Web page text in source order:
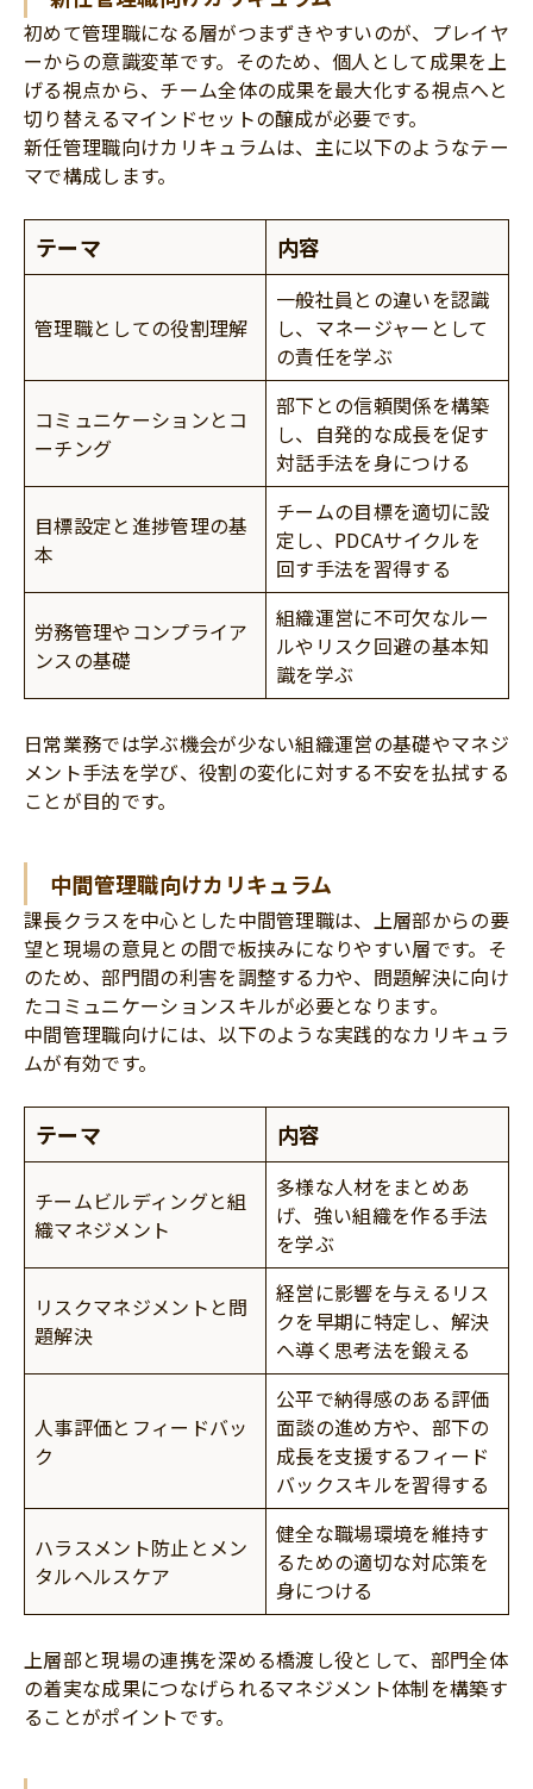
初めて管理職になる層がつまずきやすいのが、プレイヤ
ーからの意識変革です。そのため、個人として成果を上
げる視点から、チーム全体の成果を最大化する視点へと
切り替えるマインドセットの醸成が必要です。
新任管理職向けカリキュラムは、主に以下のようなテー
マで構成します。
テーマ 内容
管理職としての役割理解
一般社員との違いを認識
し、マネージャーとして
の責任を学ぶ
コミュニケーションとコ
ーチング
部下との信頼関係を構築
し、自発的な成長を促す
対話手法を身につける
目標設定と進捗管理の基
本
チームの目標を適切に設
定し、PDCAサイクルを
回す手法を習得する
労務管理やコンプライア
ンスの基礎
組織運営に不可欠なルー
ルやリスク回避の基本知
識を学ぶ
日常業務では学ぶ機会が少ない組織運営の基礎やマネジ
メント手法を学び、役割の変化に対する不安を払拭する
ことが目的です。
中間管理職向けカリキュラム
課長クラスを中心とした中間管理職は、上層部からの要
望と現場の意見との間で板挟みになりやすい層です。そ
のため、部門間の利害を調整する力や、問題解決に向け
たコミュニケーションスキルが必要となります。
中間管理職向けには、以下のような実践的なカリキュラ
ムが有効です。
テーマ 内容
チームビルディングと組
織マネジメント
多様な人材をまとめあ
げ、強い組織を作る手法
を学ぶ
リスクマネジメントと問
題解決
経営に影響を与えるリス
クを早期に特定し、解決
へ導く思考法を鍛える
人事評価とフィードバッ
ク
公平で納得感のある評価
面談の進め方や、部下の
成長を支援するフィード
バックスキルを習得する
ハラスメント防止とメン
タルヘルスケア
健全な職場環境を維持す
るための適切な対応策を
身につける
上層部と現場の連携を深める橋渡し役として、部門全体
の着実な成果につなげられるマネジメント体制を構築す
ることがポイントです。